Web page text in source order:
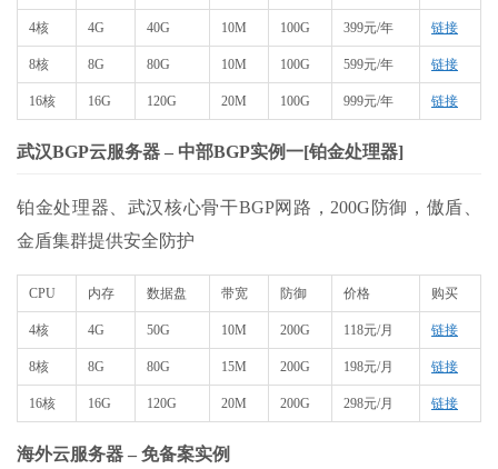
4核 4G 40G 10M 100G 399元/年 链接
8核 8G 80G 10M 100G 599元/年 链接
16核 16G 120G 20M 100G 999元/年 链接
武汉BGP云服务器 – 中部BGP实例一[铂金处理器]
铂金处理器、武汉核心骨干BGP网路，200G防御，傲盾、
金盾集群提供安全防护
CPU 内存 数据盘 带宽 防御 价格 购买
4核 4G 50G 10M 200G 118元/月 链接
8核 8G 80G 15M 200G 198元/月 链接
16核 16G 120G 20M 200G 298元/月 链接
海外云服务器 – 免备案实例